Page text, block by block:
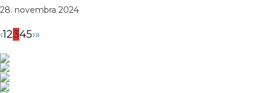
28. novembra 2024
‹12345›»